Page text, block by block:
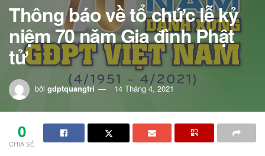
Thông báo về tổ chức lễ kỷ
niệm 70 năm Gia đình Phật
tử
bởi gdptquangtri 14 Tháng 4, 2021
0
CHIA SẺ